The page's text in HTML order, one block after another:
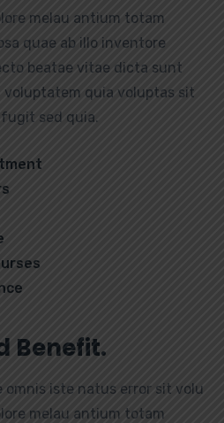
melau antium totam
quae ab illo inventore
beatae vitae dicta sunt
voluptatem quia voluptas sit
sed quia.
Benefit.
omnis iste natus error sit volu
melau antium totam